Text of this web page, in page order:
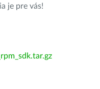
je pre vás!